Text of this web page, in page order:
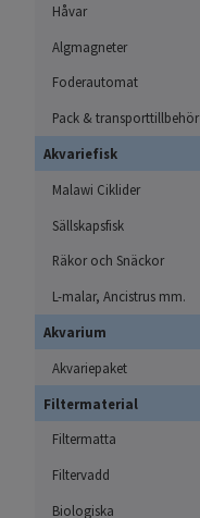
Håvar
Algmagneter
Foderautomat
Pack & transporttillbehör
Akvariefisk
Malawi Ciklider
Sällskapsfisk
Räkor och Snäckor
L-malar, Ancistrus mm.
Akvarium
Akvariepaket
Filtermaterial
Filtermatta
Filtervadd
Biologiska